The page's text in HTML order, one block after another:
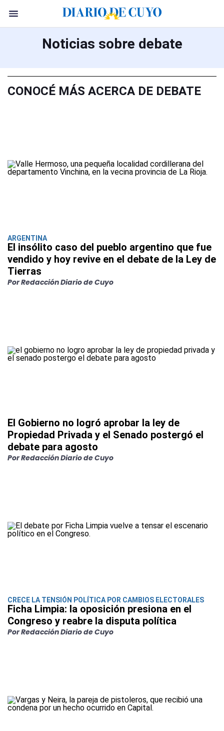
Noticias sobre debate
CONOCÉ MÁS ACERCA DE DEBATE
ARGENTINA
El insólito caso del pueblo argentino que fue
vendido y hoy revive en el debate de la Ley de
Tierras
Por Redacción Diario de Cuyo
El Gobierno no logró aprobar la ley de
Propiedad Privada y el Senado postergó el
debate para agosto
Por Redacción Diario de Cuyo
CRECE LA TENSIÓN POLÍTICA POR CAMBIOS ELECTORALES
Ficha Limpia: la oposición presiona en el
Congreso y reabre la disputa política
Por Redacción Diario de Cuyo